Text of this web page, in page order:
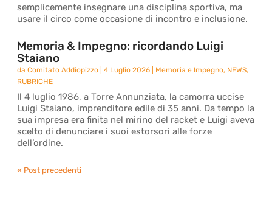
semplicemente insegnare una disciplina sportiva, ma
usare il circo come occasione di incontro e inclusione.
Memoria & Impegno: ricordando Luigi
Staiano
daComitato Addiopizzo |4 Luglio 2026 Memoria e Impegno, NEWS,
RUBRICHE
Il 4 luglio 1986, a Torre Annunziata, la camorra uccise
Luigi Staiano, imprenditore edile di 35 anni. Da tempo la
sua impresa era finita nel mirino del racket e Luigi aveva
scelto di denunciare i suoi estorsori alle forze
dell’ordine.
« Post precedenti